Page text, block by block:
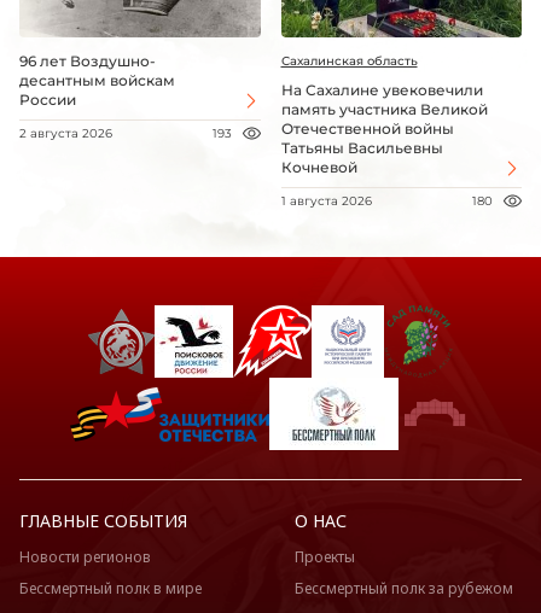
96 лет Воздушно-
десантным войскам
России
2 августа 2026 193
Сахалинская область
На Сахалине увековечили
память участника Великой
Отечественной войны
Татьяны Васильевны
Кочневой
1 августа 2026 180
ГЛАВНЫЕ СОБЫТИЯ
Новости регионов
Бессмертный полк в мире
О НАС
Проекты
Бессмертный полк за рубежом